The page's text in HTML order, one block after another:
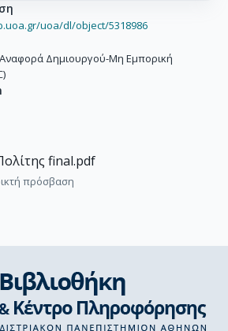
uoa/dl/object/5318986
Δημιουργού-Μη Εμπορική
final.pdf
πρόσβαση